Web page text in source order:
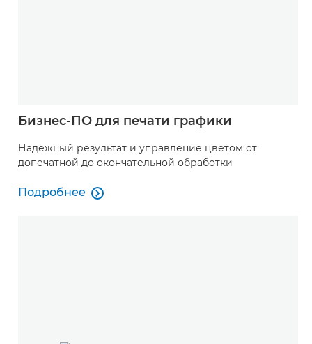
Бизнес-ПО для печати графики
Надежный результат и управление цветом от
допечатной до окончательной обработки
Подробнее
Подробнее
